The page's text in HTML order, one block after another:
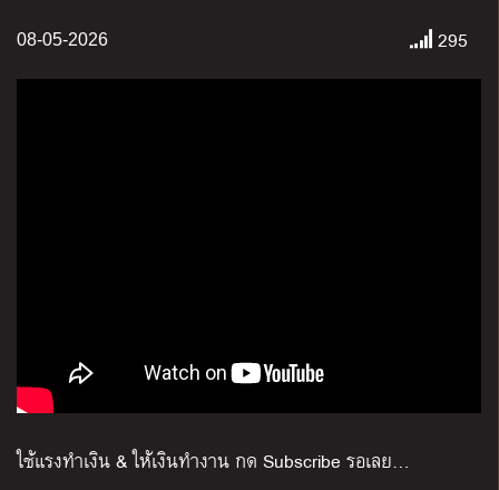
08-05-2026 295
ใช้แรงทำเงิน&ให้เงินทำงาน กด Subscribe รอเลย…